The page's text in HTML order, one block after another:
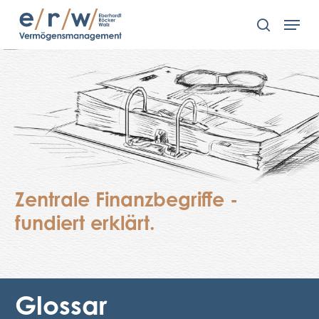
main
search
Menu
Zentrale Finanzbegriffe -
fundiert erklärt.
Glossar